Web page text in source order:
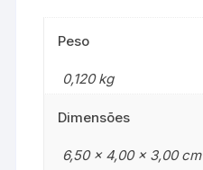
Peso
0,120 kg
Dimensões
6,50 × 4,00 × 3,00 cm